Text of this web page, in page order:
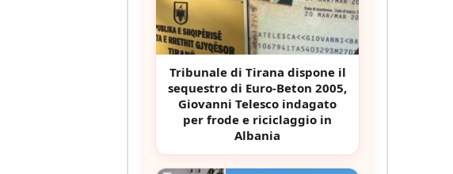
Tribunale di Tirana dispone il
sequestro di Euro-Beton 2005,
Giovanni Telesco indagato
per frode e riciclaggio in
Albania